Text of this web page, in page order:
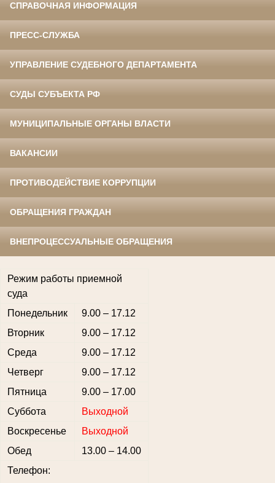
СПРАВОЧНАЯ ИНФОРМАЦИЯ
ПРЕСС-СЛУЖБА
УПРАВЛЕНИЕ СУДЕБНОГО ДЕПАРТАМЕНТА
СУДЫ СУБЪЕКТА РФ
МУНИЦИПАЛЬНЫЕ ОРГАНЫ ВЛАСТИ
ВАКАНСИИ
ПРОТИВОДЕЙСТВИЕ КОРРУПЦИИ
ОБРАЩЕНИЯ ГРАЖДАН
ВНЕПРОЦЕССУАЛЬНЫЕ ОБРАЩЕНИЯ
Режим работы приемной
суда
Понедельник
9.00 – 17.12
Вторник
9.00 – 17.12
Среда
9.00 – 17.12
Четверг
9.00 – 17.12
Пятница
9.00 – 17.00
Суббота
Выходной
Воскресенье
Выходной
Обед
13.00 – 14.00
Телефон: